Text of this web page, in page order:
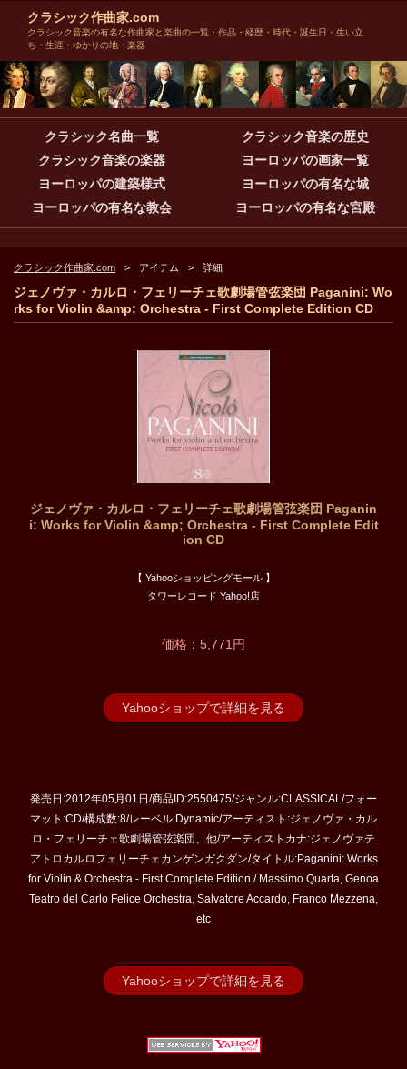
クラシック作曲家.com
クラシック音楽の有名な作曲家と楽曲の一覧・作品・経歴・時代・誕生日・生い立
ち・生涯・ゆかりの地・楽器
クラシック名曲一覧
クラシック音楽の歴史
クラシック音楽の楽器
ヨーロッパの画家一覧
ヨーロッパの建築様式
ヨーロッパの有名な城
ヨーロッパの有名な教会
ヨーロッパの有名な宮殿
クラシック作曲家.com アイテム 詳細
ジェノヴァ・カルロ・フェリーチェ歌劇場管弦楽団 Paganini: Wo
rks for Violin &amp; Orchestra - First Complete Edition CD
ジェノヴァ・カルロ・フェリーチェ歌劇場管弦楽団 Paganin
i: Works for Violin &amp; Orchestra - First Complete Edit
ion CD
【 Yahooショッピングモール 】
タワーレコード Yahoo!店
価格：5,771円
Yahooショップで詳細を見る
発売日:2012年05月01日/商品ID:2550475/ジャンル:CLASSICAL/フォー
マット:CD/構成数:8/レーベル:Dynamic/アーティスト:ジェノヴァ・カル
ロ・フェリーチェ歌劇場管弦楽団、他/アーティストカナ:ジェノヴァテ
アトロカルロフェリーチェカンゲンガクダン/タイトル:Paganini: Works
for Violin & Orchestra - First Complete Edition / Massimo Quarta, Genoa
Teatro del Carlo Felice Orchestra, Salvatore Accardo, Franco Mezzena,
etc
Yahooショップで詳細を見る